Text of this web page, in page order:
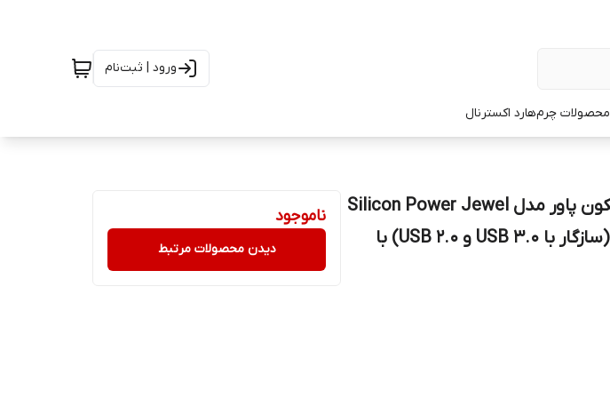
ورود | ثبت‌نام
محصولات چرمهارد اکسترنال
فلش مموری 32 گیگ سیلیکون پاور مدل Silicon Power Jewel
J08 با رابط USB 3.2 Gen 1 (سازگار با USB 3.0 و USB 2.0) با
ناموجود
دیدن محصولات مرتبط